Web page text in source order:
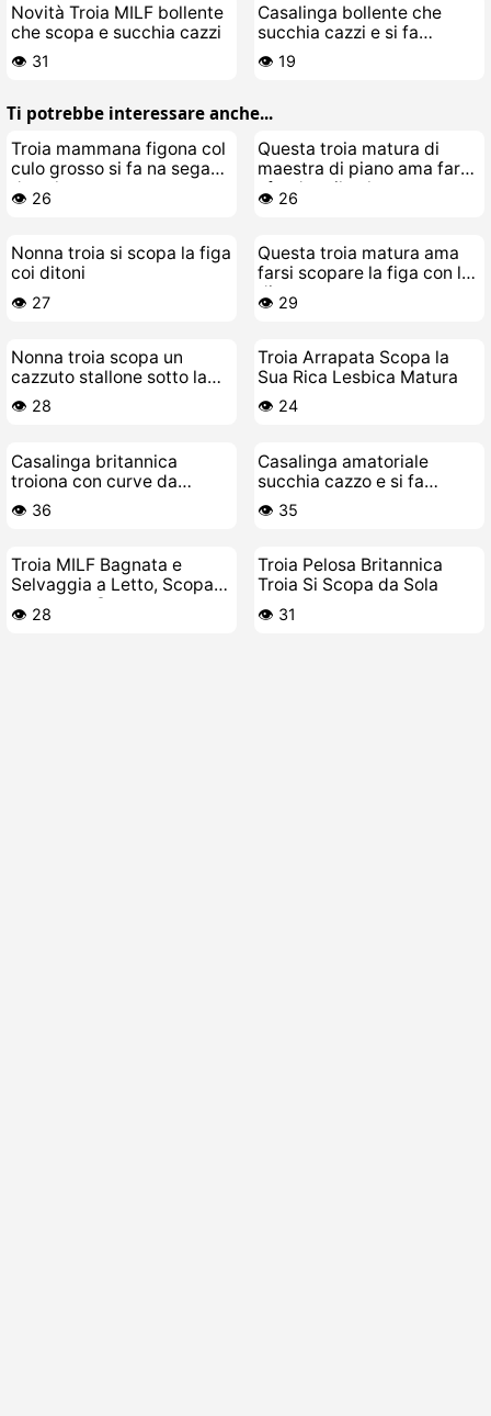
Novità Troia MILF bollente
che scopa e succhia cazzi
👁️ 31
Casalinga bollente che
succhia cazzi e si fa
scopare
👁️ 19
Ti potrebbe interessare anche...
Troia mammana figona col
culo grosso si fa na sega
da sola
👁️ 26
Questa troia matura di
maestra di piano ama farsi
sfondare il culo
👁️ 26
Nonna troia si scopa la figa
coi ditoni
👁️ 27
Questa troia matura ama
farsi scopare la figa con le
dita
👁️ 29
Nonna troia scopa un
cazzuto stallone sotto la
doccia
👁️ 28
Troia Arrapata Scopa la
Sua Rica Lesbica Matura
👁️ 24
Casalinga britannica
troiona con curve da
scopare si sfonda la figa
👁️ 36
Casalinga amatoriale
succhia cazzo e si fa
sfondare la figa
👁️ 35
Troia MILF Bagnata e
Selvaggia a Letto, Scopata
come una Cagna
👁️ 28
Troia Pelosa Britannica
Troia Si Scopa da Sola
👁️ 31